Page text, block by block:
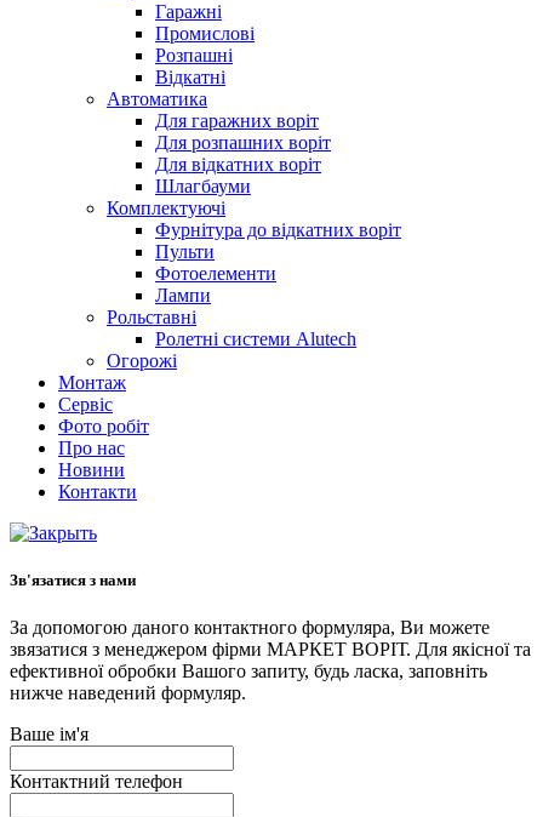
Гаражні
Промислові
Розпашні
Відкатні
Автоматика
Для гаражних воріт
Для розпашних воріт
Для відкатних воріт
Шлагбауми
Комплектуючі
Фурнітура до відкатних воріт
Пульти
Фотоелементи
Лампи
Рольставні
Ролетні системи Alutech
Огорожі
Монтаж
Сервіс
Фото робіт
Про нас
Новини
Контакти
Зв'язатися з нами
За допомогою даного контактного формуляра, Ви можете
звязатися з менеджером фірми МАРКЕТ ВОРІТ. Для якісної та
ефективної обробки Вашого запиту, будь ласка, заповніть
нижче наведений формуляр.
Ваше ім'я
Контактний телефон